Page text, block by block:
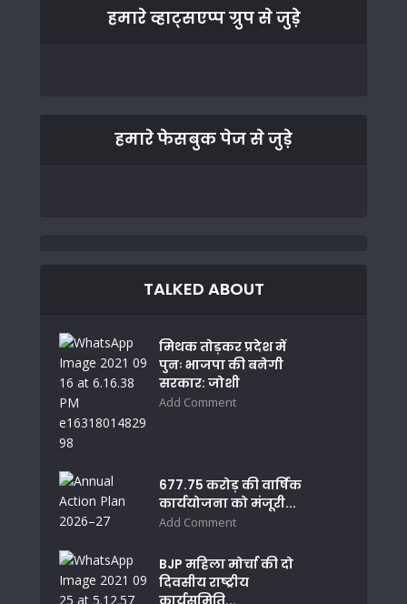
हमारे व्हाट्सएप्प ग्रुप से जुड़े
हमारे फेसबुक पेज से जुड़े
TALKED ABOUT
मिथक तोड़कर प्रदेश में
पुनः भाजपा की बनेगी
सरकार: जोशी
Add Comment
677.75 करोड़ की वार्षिक
कार्ययोजना को मंजूरी...
Add Comment
BJP महिला मोर्चा की दो
दिवसीय राष्ट्रीय
कार्यसमिति...